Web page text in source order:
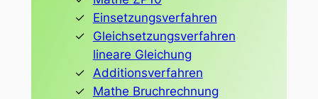
Einsetzungsverfahren
Gleichsetzungsverfahren
lineare Gleichung
Additionsverfahren
Mathe Bruchrechnung